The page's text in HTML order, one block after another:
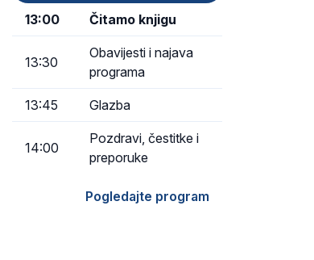
13:00 Čitamo knjigu
13:30
Obavijesti i najava
programa
13:45 Glazba
14:00
Pozdravi, čestitke i
preporuke
Pogledajte program